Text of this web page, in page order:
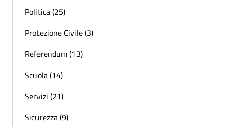
Politica (25)
Protezione Civile (3)
Referendum (13)
Scuola (14)
Servizi (21)
Sicurezza (9)